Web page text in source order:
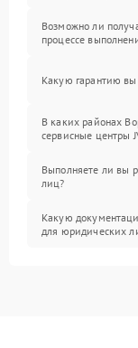
Возможно ли
процессе
Какую гарантию вы
В каких районах
сервисные центры
Выполняете ли вы
лиц?
Какую
для юридических